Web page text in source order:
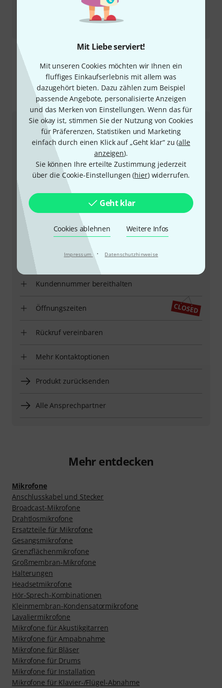
Mit Liebe serviert!
Mit unseren Cookies möchten wir Ihnen ein
fluffiges Einkaufserlebnis mit allem was
dazugehört bieten. Dazu zählen zum Beispiel
passende Angebote, personalisierte Anzeigen
und das Merken von Einstellungen. Wenn das für
Sie okay ist, stimmen Sie der Nutzung von Cookies
für Präferenzen, Statistiken und Marketing
einfach durch einen Klick auf „Geht klar“ zu (alle
anzeigen).
Sie können Ihre erteilte Zustimmung jederzeit
über die Cookie-Einstellungen (hier) widerrufen.
Geht klar
Cookies ablehnen Weitere Infos
Impressum · Datenschutzhinweise
So erreichen Sie uns
Kundenservice
+49-9546-9223-66
Unser Thomann Team Kundenservice steht Ihnen bei
allen Fragen und Problemen nach dem Kauf zur Seite.
Kundennummer bereithalten
Öffnungszeiten
Rückruf vereinbaren
Mehr Kontaktoptionen
Produkt zurücksenden
Alle Ansprechpartner
Mehr entdecken
Mikrofone
Anschlusskabel und Stecker
Broadcast-Mikrofone
Drahtlosmikrofone
Ersatzteile für Mikrofone
Gesangsmikrofone
Grenzflächenmikrofone
Großmembran-Mikrofone
Halterungen
Headsetmikrofone
Hör-Sprech-Kombinationen
Kleinmembran-Kondensatormikrofone
Lavaliermikrofone
Mikrofone für Akustikgitarren
Mikrofone für Ampabnahme
Mikrofone für Bläser
Mikrofone für Drums
Mikrofone für Installation
Mikrofone für Klavier-/Flügel-Abnahme